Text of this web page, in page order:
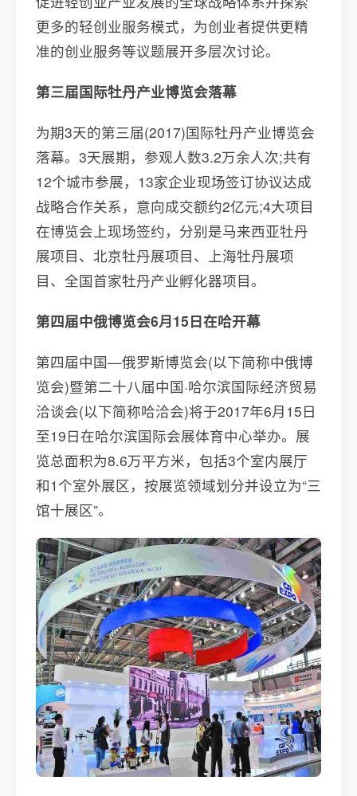
更多的轻创业服务模式，为创业者提供更精
准的创业服务等议题展开多层次讨论。
第三届国际牡丹产业博览会落幕
为期3天的第三届(2017)国际牡丹产业博览会
落幕。3天展期，参观人数3.2万余人次;共有
12个城市参展，13家企业现场签订协议达成
战略合作关系，意向成交额约2亿元;4大项目
在博览会上现场签约，分别是马来西亚牡丹
展项目、北京牡丹展项目、上海牡丹展项
目、全国首家牡丹产业孵化器项目。
第四届中俄博览会6月15日在哈开幕
第四届中国—俄罗斯博览会(以下简称中俄博
览会)暨第二十八届中国·哈尔滨国际经济贸易
洽谈会(以下简称哈洽会)将于2017年6月15日
至19日在哈尔滨国际会展体育中心举办。展
览总面积为8.6万平方米，包括3个室内展厅
和1个室外展区，按展览领域划分并设立为“三
馆十展区”。